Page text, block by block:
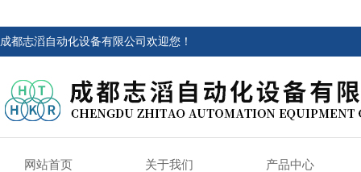
成都志滔自动化设备有限公司欢迎您！
网站首页 关于我们 产品中心